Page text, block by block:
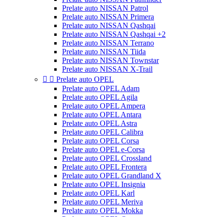
Prelate auto NISSAN Patrol
Prelate auto NISSAN Primera
Prelate auto NISSAN Qashqai
Prelate auto NISSAN Qashqai +2
Prelate auto NISSAN Terrano
Prelate auto NISSAN Tiida
Prelate auto NISSAN Townstar
Prelate auto NISSAN X-Trail
  Prelate auto OPEL
Prelate auto OPEL Adam
Prelate auto OPEL Agila
Prelate auto OPEL Ampera
Prelate auto OPEL Antara
Prelate auto OPEL Astra
Prelate auto OPEL Calibra
Prelate auto OPEL Corsa
Prelate auto OPEL e-Corsa
Prelate auto OPEL Crossland
Prelate auto OPEL Frontera
Prelate auto OPEL Grandland X
Prelate auto OPEL Insignia
Prelate auto OPEL Karl
Prelate auto OPEL Meriva
Prelate auto OPEL Mokka